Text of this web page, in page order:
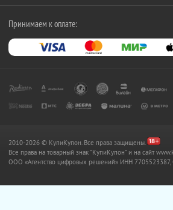
Принимаем к оплате:
2010-2026 © КупиКупон. Все права защищены.
Все права на товарный знак "КупиКупон" и на сайт
OOO «Агентство цифровых решений» ИНН